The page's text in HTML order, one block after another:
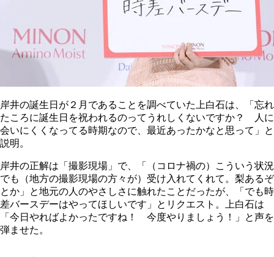
岸井の誕生日が２月であることを調べていた上白石は、「忘れ
たころに誕生日を祝われるのってうれしくないですか？ 人に
会いにくくなってる時期なので、最近あったかなと思って」と
説明。
岸井の正解は「撮影現場」で、「（コロナ禍の）こういう状況
でも（地方の撮影現場の方々が）受け入れてくれて。梨あるぞ
とか」と地元の人のやさしさに触れたことだったが、「でも時
差バースデーはやってほしいです」とリクエスト。上白石は
「今日やればよかったですね！ 今度やりましょう！」と声を
弾ませた。